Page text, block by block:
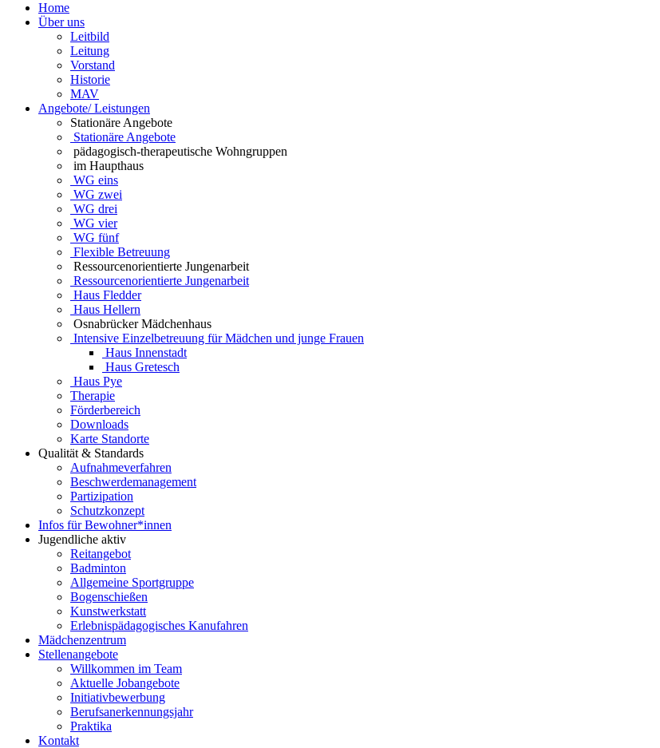
Home
Über uns
Leitbild
Leitung
Vorstand
Historie
MAV
Angebote/ Leistungen
Stationäre Angebote
Stationäre Angebote
pädagogisch-therapeutische Wohngruppen
im Haupthaus
WG eins
WG zwei
WG drei
WG vier
WG fünf
Flexible Betreuung
Ressourcenorientierte Jungenarbeit
Ressourcenorientierte Jungenarbeit
Haus Fledder
Haus Hellern
Osnabrücker Mädchenhaus
Intensive Einzelbetreuung für Mädchen und junge Frauen
Haus Innenstadt
Haus Gretesch
Haus Pye
Therapie
Förderbereich
Downloads
Karte Standorte
Qualität & Standards
Aufnahmeverfahren
Beschwerdemanagement
Partizipation
Schutzkonzept
Infos für Bewohner*innen
Jugendliche aktiv
Reitangebot
Badminton
Allgemeine Sportgruppe
Bogenschießen
Kunstwerkstatt
Erlebnispädagogisches Kanufahren
Mädchenzentrum
Stellenangebote
Willkommen im Team
Aktuelle Jobangebote
Initiativbewerbung
Berufsanerkennungsjahr
Praktika
Kontakt